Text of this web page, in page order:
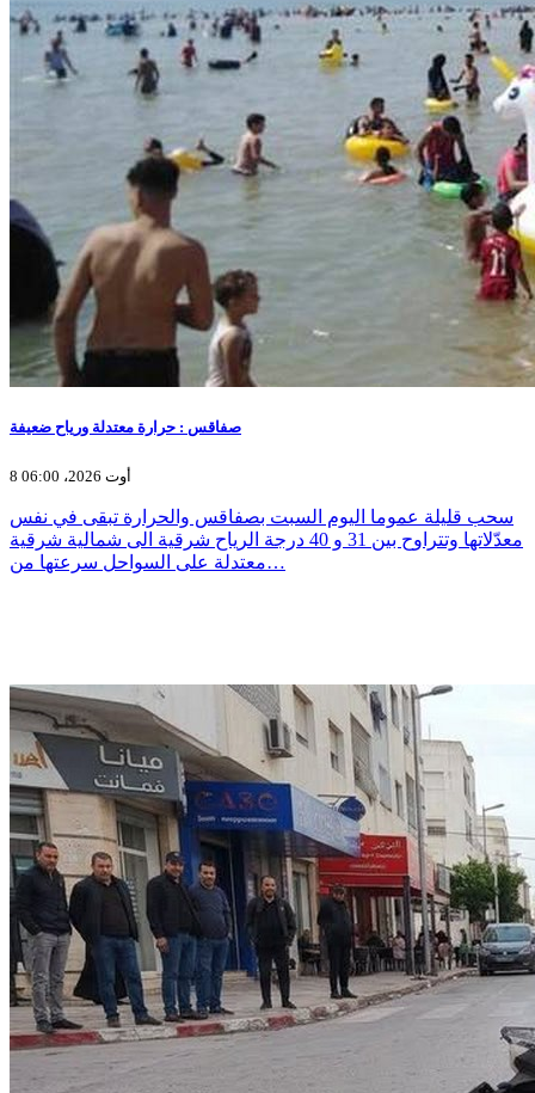
صفاقس : حرارة معتدلة ورياح ضعيفة
8 أوت 2026، 06:00
سحب قليلة عموما اليوم السبت بصفاقس والحرارة تبقى في نفس
معدّلاتها وتتراوح بين 31 و 40 درجة الرياح شرقية الى شمالية شرقية
معتدلة على السواحل سرعتها من…